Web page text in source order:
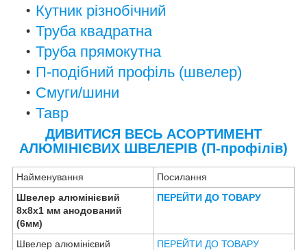
Кутник різнобічний
Труба квадратна
Труба прямокутна
П-подібний профіль (швелер)
Смуги/шини
Тавр
ДИВИТИСЯ ВЕСЬ АСОРТИМЕНТ
АЛЮМІНІЄВИХ ШВЕЛЕРІВ (П-профілів)
Найменування
Посилання
Швелер алюмінієвий
8х8х1 мм анодований
(6мм)
ПЕРЕЙТИ ДО ТОВАРУ
Швелер алюмінієвий
ПЕРЕЙТИ ДО ТОВАРУ